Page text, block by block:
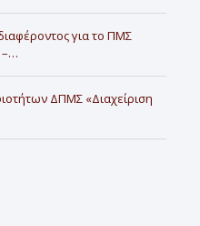
για το ΠΜΣ
–…
ΔΠΜΣ «Διαχείριση